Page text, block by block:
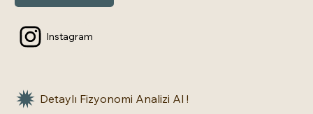
Instagram
Detaylı Fizyonomi Analizi Al !